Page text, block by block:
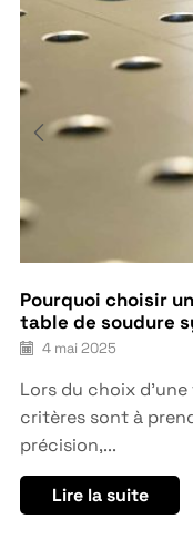
Pourquoi choisir
table de soudure
4 mai 2025
Lors du choix
critères sont à
précision,...
Lire la suite